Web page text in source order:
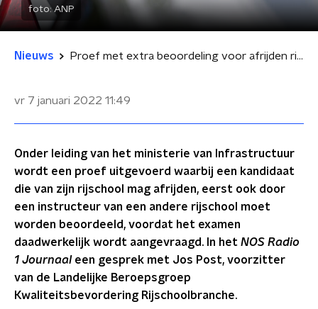
foto:ANP
Nieuws Proef met extra beoordeling voor afrijden rijexamen: 'Moet helpen om slagingskans te vergroten'
vr 7 januari 2022 11:49
Onder leiding van het ministerie van Infrastructuur
wordt een proef uitgevoerd waarbij een kandidaat
die van zijn rijschool mag afrijden, eerst ook door
een instructeur van een andere rijschool moet
worden beoordeeld, voordat het examen
daadwerkelijk wordt aangevraagd. In het NOS Radio
1 Journaal een gesprek met Jos Post, voorzitter
van de Landelijke Beroepsgroep
Kwaliteitsbevordering Rijschoolbranche.